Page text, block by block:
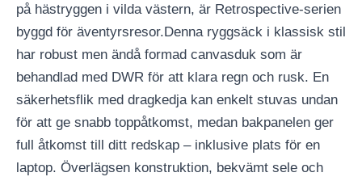
på hästryggen i vilda västern, är Retrospective-serien
byggd för äventyrsresor.Denna ryggsäck i klassisk stil
har robust men ändå formad canvasduk som är
behandlad med DWR för att klara regn och rusk. En
säkerhetsflik med dragkedja kan enkelt stuvas undan
för att ge snabb toppåtkomst, medan bakpanelen ger
full åtkomst till ditt redskap – inklusive plats för en
laptop. Överlägsen konstruktion, bekvämt sele och